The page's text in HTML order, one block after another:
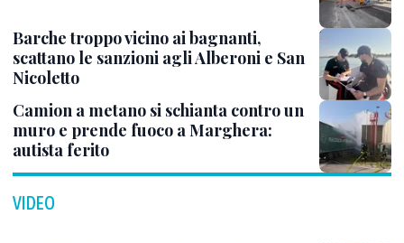
Barche troppo vicino ai bagnanti,
scattano le sanzioni agli Alberoni e San
Nicoletto
Camion a metano si schianta contro un
muro e prende fuoco a Marghera:
autista ferito
VIDEO